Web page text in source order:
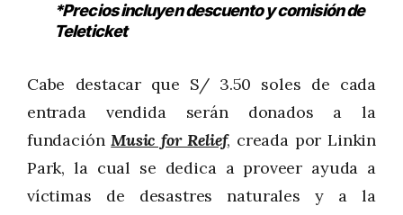
*Precios incluyen descuento y comisión de
Teleticket
Cabe destacar que S/ 3.50 soles de cada
entrada vendida serán donados a la
fundaciónMusic for Relief, creada por Linkin
Park, la cual se dedica a proveer ayuda a
víctimas de desastres naturales y a la